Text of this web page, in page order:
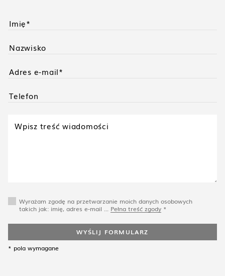
Wyrażam zgodę na przetwarzanie moich danych osobowych
takich jak: imię, adres e-mail ... Pełna treść zgody *
WYŚLIJ FORMULARZ
* pola wymagane